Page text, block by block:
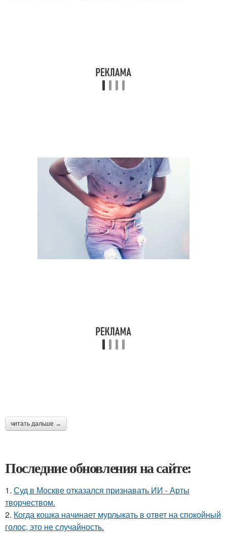
читать дальше →
Последние обновления на сайте:
1. Суд в Москве отказался признавать ИИ - Арты
творчеством.
2. Когда кошка начинает мурлыкать в ответ на спокойный
голос, это не случайность.